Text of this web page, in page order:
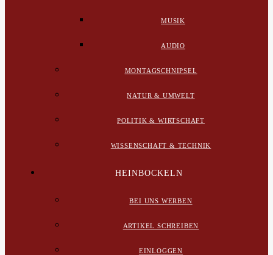
MUSIK
AUDIO
MONTAGSCHNIPSEL
NATUR & UMWELT
POLITIK & WIRTSCHAFT
WISSENSCHAFT & TECHNIK
HEINBOCKELN
BEI UNS WERBEN
ARTIKEL SCHREIBEN
EINLOGGEN